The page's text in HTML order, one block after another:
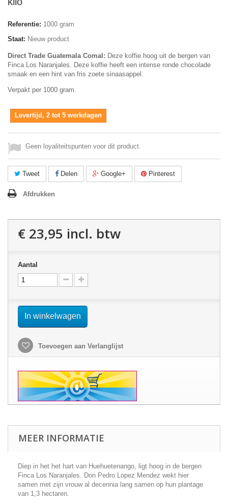
Referentie: 1000 gram
Staat: Nieuw product
Direct Trade Guatemala Comal : Deze koffie hoog uit de bergen van
Finca Los Naranjales. Deze koffie heeft een intense ronde chocolade
smaak en een hint van fris zoete sinaasappel.
Verpakt per 1000 gram.
Levertijd, 2 tot 5 werkdagen
Geen loyaliteitspunten voor dit product.
Tweet Delen Google+ Pinterest
Afdrukken
€ 23,95 incl. btw
Aantal
In winkelwagen
Toevoegen aan Verlanglijst
MEER INFORMATIE
Diep in het het hart van Huehuetenango, ligt hoog in de bergen
Finca Los Naranjales. Don Pedro Lopez Mendez wekt hier
samen met zijn vrouw al decennia lang samen op hun plantage
van 1,3 hectaren.